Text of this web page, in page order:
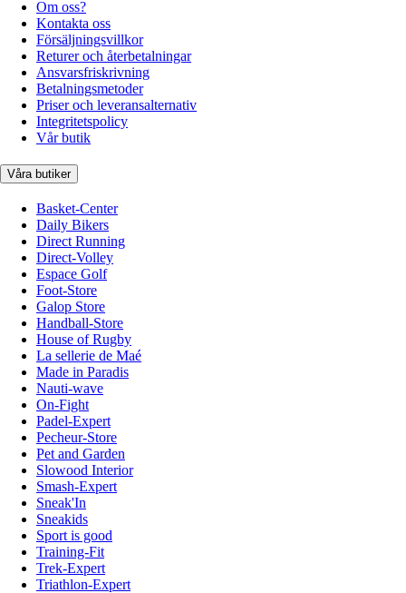
Om oss?
Kontakta oss
Försäljningsvillkor
Returer och återbetalningar
Ansvarsfriskrivning
Betalningsmetoder
Priser och leveransalternativ
Integritetspolicy
Vår butik
Våra butiker
Basket-Center
Daily Bikers
Direct Running
Direct-Volley
Espace Golf
Foot-Store
Galop Store
Handball-Store
House of Rugby
La sellerie de Maé
Made in Paradis
Nauti-wave
On-Fight
Padel-Expert
Pecheur-Store
Pet and Garden
Slowood Interior
Smash-Expert
Sneak'In
Sneakids
Sport is good
Training-Fit
Trek-Expert
Triathlon-Expert